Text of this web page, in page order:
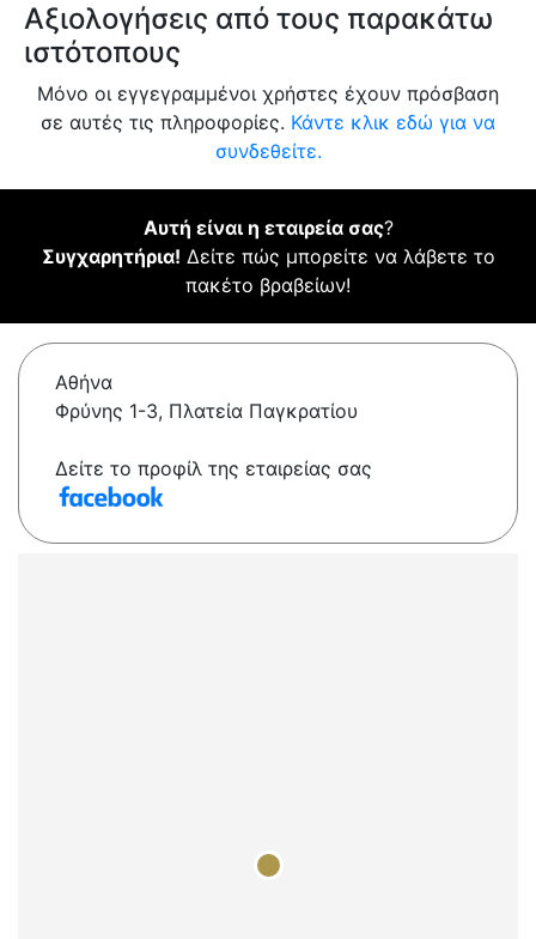
Αξιολογήσεις από τους παρακάτω
ιστότοπους
Μόνο οι εγγεγραμμένοι χρήστες έχουν πρόσβαση
σε αυτές τις πληροφορίες. Κάντε κλικ εδώ για να
συνδεθείτε.
Αυτή είναι η εταιρεία σας?
Συγχαρητήρια! Δείτε πώς μπορείτε να λάβετε το
πακέτο βραβείων!
Αθήνα
Φρύνης 1-3, Πλατεία Παγκρατίου
Δείτε το προφίλ της εταιρείας σας